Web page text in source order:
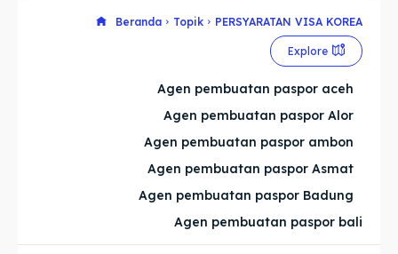
Cari
Cari
Explore our destinations
Explore our destinations
Beranda Topik PERSYARATAN VISA KOREA
Explore
Agen pembuatan paspor aceh
Agen pembuatan paspor Alor
Agen pembuatan paspor ambon
Agen pembuatan paspor Asmat
Agen pembuatan paspor Badung
Agen pembuatan paspor bali